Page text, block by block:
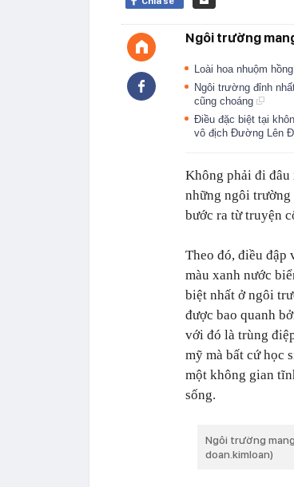
Ngôi trường
Loài hoa nhuộm
Ngôi trường đỉnh
cũng choáng
Điều đặc biệt tại
vô địch Đường Lên
Không phải đi đâu
những ngôi
bước ra từ truyện
Theo đó, điều đập
màu xanh nước
biệt nhất ở ngôi
được bao quanh
với đó là trùng
mỹ mà bất cứ học
một không gian
sống.
Ngôi trường
doan.kimloan)